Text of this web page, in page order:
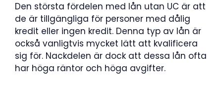
Den största fördelen med lån utan UC är att
de är tillgängliga för personer med dålig
kredit eller ingen kredit. Denna typ av lån är
också vanligtvis mycket lätt att kvalificera
sig för. Nackdelen är dock att dessa lån ofta
har höga räntor och höga avgifter.